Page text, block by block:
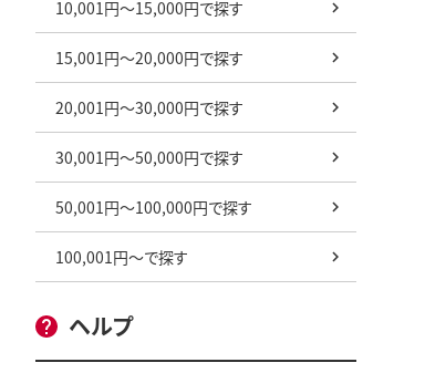
10,001円～15,000円で探す
15,001円～20,000円で探す
20,001円～30,000円で探す
30,001円～50,000円で探す
50,001円～100,000円で探す
100,001円～で探す
ヘルプ